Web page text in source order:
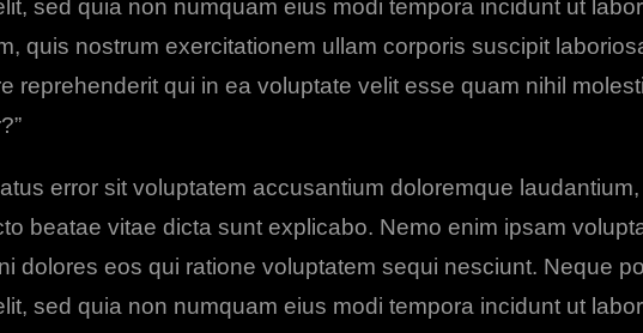
sed quia non numquam eius modi tempora incidunt ut
quis nostrum exercitationem ullam corporis suscipit
reprehenderit qui in ea voluptate velit esse quam nihil
error sit voluptatem accusantium doloremque
beatae vitae dicta sunt explicabo. Nemo enim ipsam
dolores eos qui ratione voluptatem sequi nesciunt. Neque
sed quia non numquam eius modi tempora incidunt ut